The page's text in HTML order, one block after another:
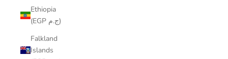
Ethiopia
(EGP ج.م)
Falkland
Islands